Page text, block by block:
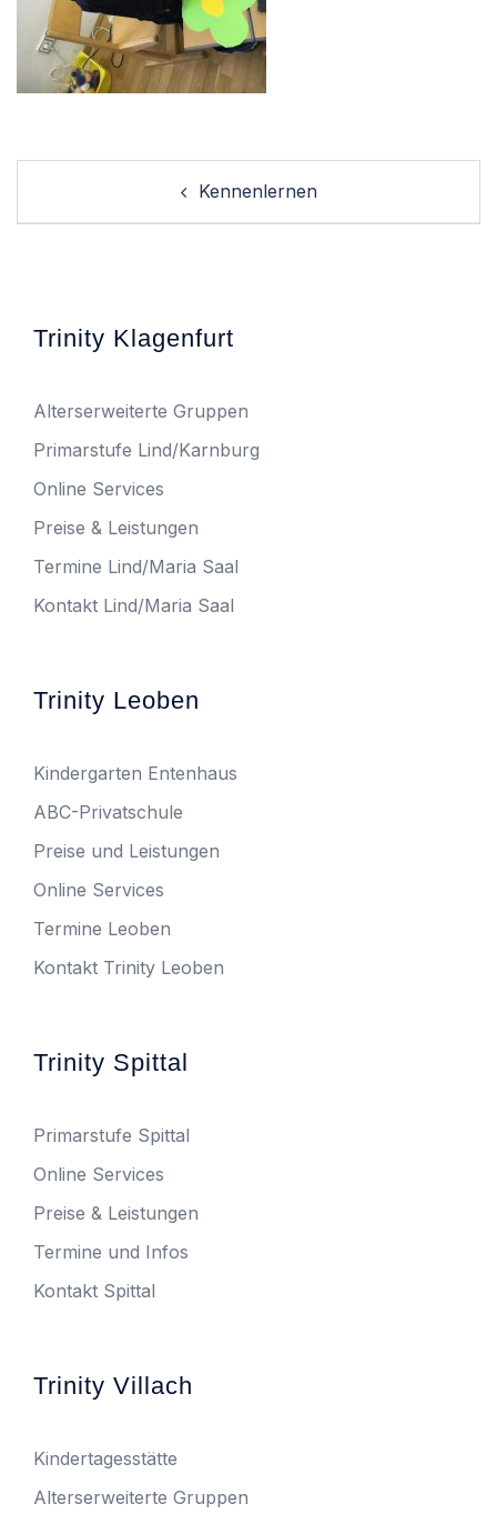
Kennenlernen
Trinity Klagenfurt
Alterserweiterte Gruppen
Primarstufe Lind/Karnburg
Online Services
Preise & Leistungen
Termine Lind/Maria Saal
Kontakt Lind/Maria Saal
Trinity Leoben
Kindergarten Entenhaus
ABC-Privatschule
Preise und Leistungen
Online Services
Termine Leoben
Kontakt Trinity Leoben
Trinity Spittal
Primarstufe Spittal
Online Services
Preise & Leistungen
Termine und Infos
Kontakt Spittal
Trinity Villach
Kindertagesstätte
Alterserweiterte Gruppen